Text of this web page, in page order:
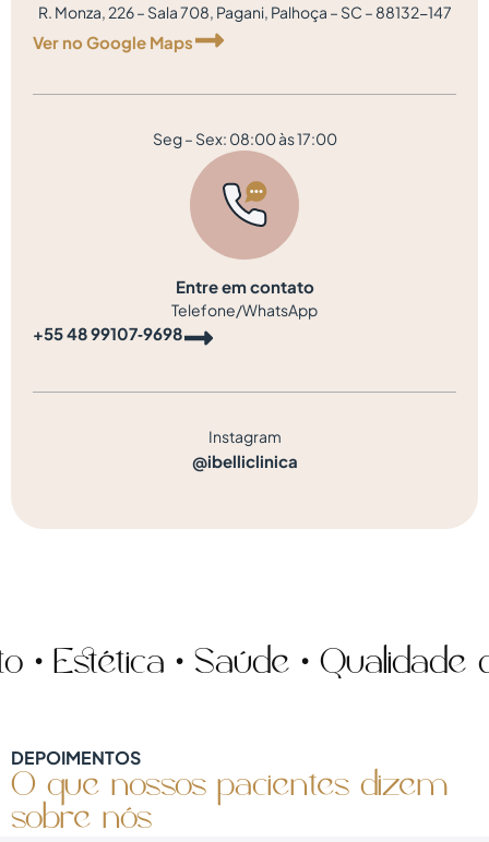
R. Monza, 226 – Sala 708, Pagani, Palhoça – SC – 88132-147
Ver no Google Maps
Seg – Sex: 08:00 às 17:00
Entre em contato
Telefone/WhatsApp
‪+55 48 99107‑9698‬
Instagram
@ibelliclinica
• Saúde • Qualidade
DEPOIMENTOS
O que nossos pacientes dizem
sobre nós